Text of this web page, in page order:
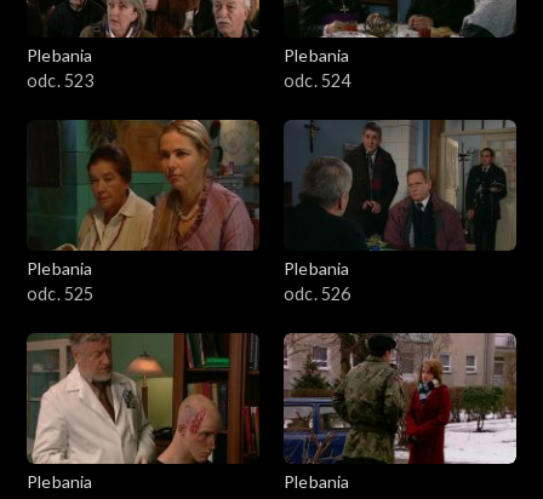
Plebania
odc. 523
Plebania
odc. 524
Plebania
odc. 525
Plebania
odc. 526
Plebania
Plebania